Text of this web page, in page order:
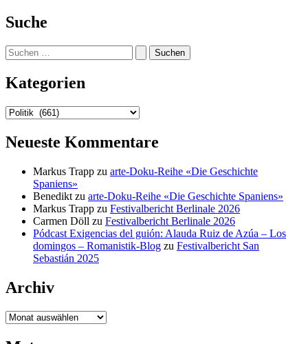
Suche
Suchen
nach:
Kategorien
Kategorien
Neueste Kommentare
Markus Trapp zu arte-Doku-Reihe «Die Geschichte
Spaniens»
Benedikt zu arte-Doku-Reihe «Die Geschichte Spaniens»
Markus Trapp zu Festivalbericht Berlinale 2026
Carmen Döll zu Festivalbericht Berlinale 2026
Pódcast Exigencias del guión: Alauda Ruiz de Azúa – Los
domingos – Romanistik-Blog zu Festivalbericht San
Sebastián 2025
Archiv
Archiv